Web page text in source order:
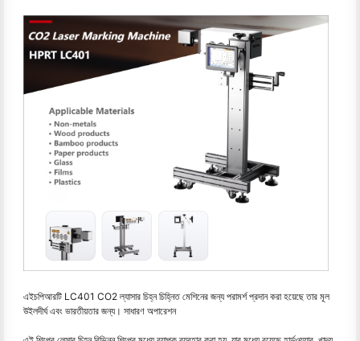
এইচপিআরটি LC401 CO2 ল্যাসার চিহ্ন চিহ্নিত মেশিনের জন্য পরামর্শ প্রদান করা হয়েছে তার মূল
উইলদীর্ঘ এবং ভারতীয়তার জন্য। সাধারণ অপারেশন